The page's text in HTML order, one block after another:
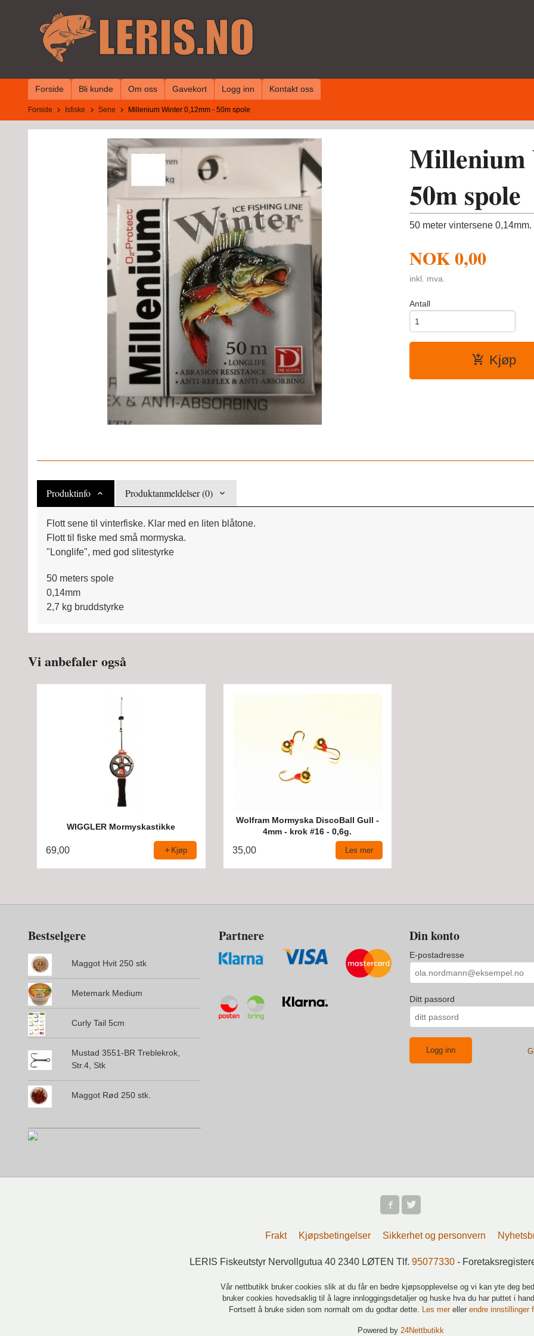
Forside Bli kunde Om oss Gavekort Logg inn Kontakt oss
Forside Isfiske Sene Millenium Winter 0,12mm - 50m spole
Millenium
50m spole
50 meter vintersene 0,14mm.
NOK0,00
inkl. mva.
Antall
Kjøp
Produktinfo Produktanmeldelser (0)
Flott sene til vinterfiske. Klar med en liten blåtone.
Flott til fiske med små mormyska.
"Longlife", med god slitestyrke
50 meters spole
0,14mm
2,7 kg bruddstyrke
Vi anbefaler også
WIGGLER Mormyskastikke
69,00 Kjøp
Wolfram Mormyska DiscoBall Gull -
4mm - krok #16 - 0,6g.
35,00 Les mer
Bestselgere
Maggot Hvit 250 stk
Metemark Medium
Curly Tail 5cm
Mustad 3551-BR Treblekrok,
Str.4, Stk
Maggot Rød 250 stk.
Partnere Din konto
E-postadresse
Ditt passord
Frakt Kjøpsbetingelser Sikkerhet og personvern
LERIS Fiskeutstyr Nervollgutua 40 2340 LØTEN Tlf. 95077330-
Vår nettbutikk bruker cookies slik at du får en bedre kjøpsopplevelse og vi kan yte deg
bruker cookies hovedsaklig til å lagre innloggingsdetaljer og huske hva du har puttet i
Fortsett å bruke siden som normalt om du godtar dette. Les mer eller endre innstillinger
Powered by 24Nettbutikk